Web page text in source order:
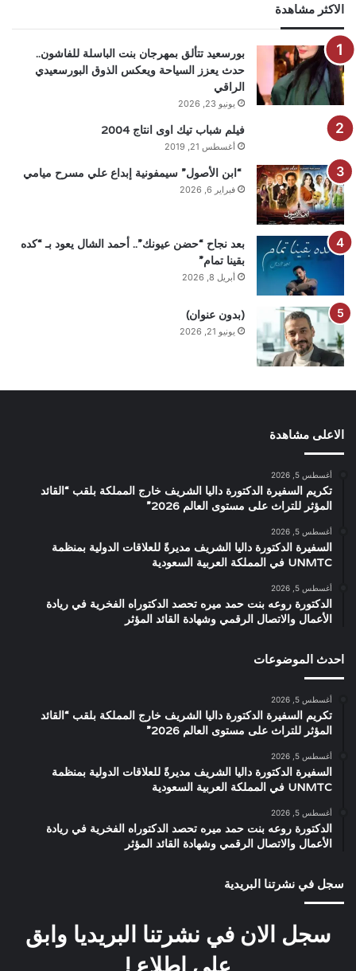
الاكثر مشاهدة
بورسعيد تتألق بمهرجان بنت الباسلة للفاشون..
حدث يعزز السياحة ويعكس الذوق البورسعيدي
الراقي
يونيو 23, 2026
فيلم شباب تيك اوى انتاج 2004
أغسطس 21, 2019
“ابن الأصول” سيمفونية إبداع علي مسرح ميامي
فبراير 6, 2026
بعد نجاح “حضن عيونك”.. أحمد الشال يعود بـ “كده
بقينا تمام”
أبريل 8, 2026
(بدون عنوان)
يونيو 21, 2026
الاعلى مشاهدة
أغسطس 5, 2026
تكريم السفيرة الدكتورة داليا الشريف خارج المملكة بلقب “القائد
المؤثر للتراث على مستوى العالم 2026”
أغسطس 5, 2026
السفيرة الدكتورة داليا الشريف مديرةً للعلاقات الدولية بمنظمة
UNMTC في المملكة العربية السعودية
أغسطس 5, 2026
الدكتورة روعه بنت حمد ميره تحصد الدكتوراه الفخرية في ريادة
الأعمال والاتصال الرقمي وشهادة القائد المؤثر
احدث الموضوعات
أغسطس 5, 2026
تكريم السفيرة الدكتورة داليا الشريف خارج المملكة بلقب “القائد
المؤثر للتراث على مستوى العالم 2026”
أغسطس 5, 2026
السفيرة الدكتورة داليا الشريف مديرةً للعلاقات الدولية بمنظمة
UNMTC في المملكة العربية السعودية
أغسطس 5, 2026
الدكتورة روعه بنت حمد ميره تحصد الدكتوراه الفخرية في ريادة
الأعمال والاتصال الرقمي وشهادة القائد المؤثر
سجل في نشرتنا البريدية
سجل الان في نشرتنا البريديا وابق
على اطلاع !